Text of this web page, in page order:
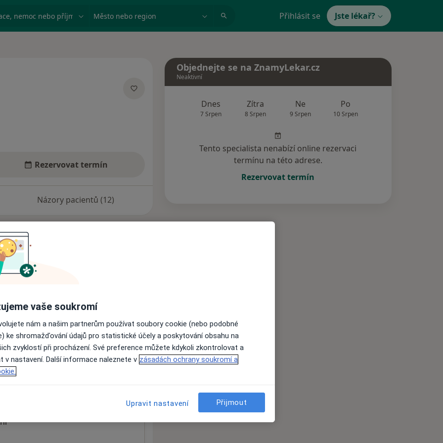
nemoc nebo příjmení Město nebo region Přihlásit se Jste lékař?
Rezervovat termín
Názory pacientů (12)
nejsou k dispozici
informace o svých službách.
Objednejte se na ZnamyLekar.cz
Neaktivní
Dnes
7 Srpen
Zítra
8 Srpen
Ne
9 Srpen
Po
10 Srpen
Tento specialista nenabízí online rezervaci
termínu na této adrese.
Rezervovat termín
vaše soukromí
nám a našim partnerům používat soubory cookie (nebo podobné
ke shromažďování údajů pro statistické účely a poskytování obsahu na
zvyklostí při procházení. Své preference můžete kdykoli zkontrolovat a
v nastavení. Další informace naleznete v zásadách ochrany soukromí a
Upravit nastavení Přijmout